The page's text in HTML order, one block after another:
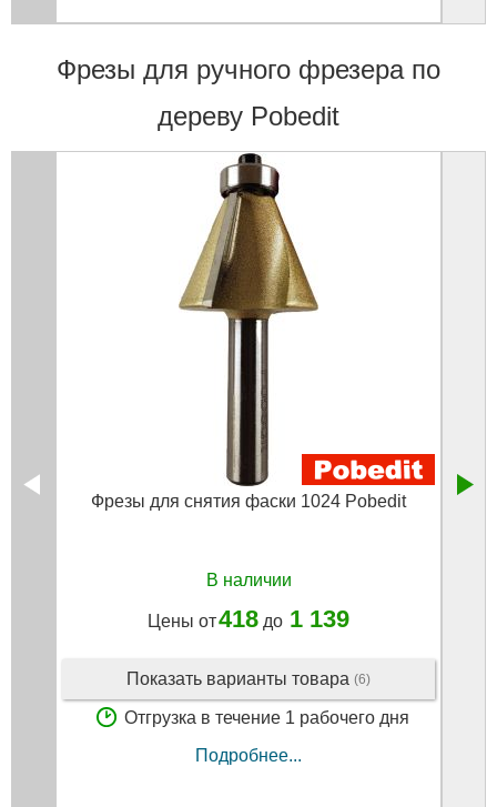
Фрезы для ручного фрезера по
дереву Pobedit
Фрезы для снятия фаски 1024 Pobedit
В наличии
Цены от418 до 1 139
Показать варианты товара (6)
Отгрузка в течение 1 рабочего дня
Подробнее...